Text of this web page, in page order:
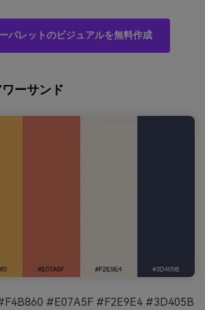
パレットのビジュアルを無料作成
ーサンド
#E07A5F #F2E9E4 #3D405B